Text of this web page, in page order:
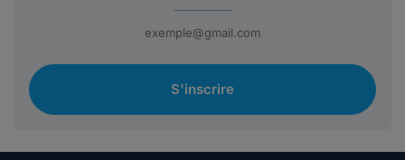
S'inscrire